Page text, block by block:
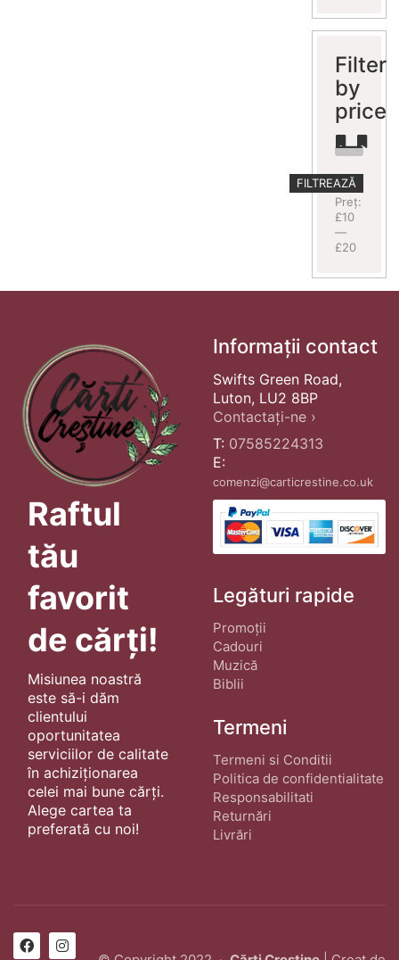
Filter
by
price
Preț
minim
Preț
maxim
FILTREAZĂ
Preț:
£10
—
£20
Raftul
tău
favorit
de cărți!
Misiunea noastră
este să-i dăm
clientului
oportunitatea
serviciilor de calitate
în achiziționarea
celei mai bune cărți.
Alege cartea ta
preferată cu noi!
Informații contact
Swifts Green Road,
Luton, LU2 8BP
Contactați-ne ›
T: 07585224313
E:
comenzi@carticrestine.co.uk
Legături rapide
Promoții
Cadouri
Muzică
Biblii
Termeni
Termeni si Conditii
Politica de confidentialitate
Responsabilitati
Returnări
Livrări